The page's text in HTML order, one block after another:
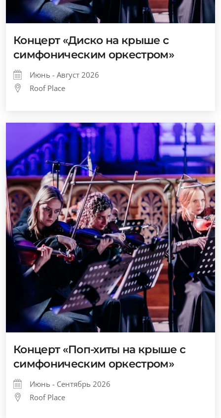
Концерт «Диско на крыше с
симфоническим оркестром»
Июнь - Август 2026
Roof Place
Концерт «Поп-хиты на крыше с
симфоническим оркестром»
Июнь - Сентябрь 2026
Roof Place